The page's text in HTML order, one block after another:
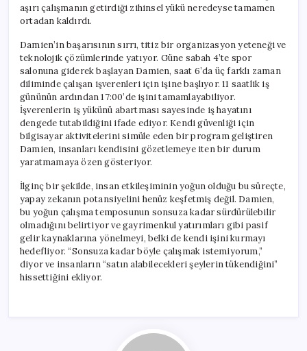
aşırı çalışmanın getirdiği zihinsel yükü neredeyse tamamen
ortadan kaldırdı.
Damien’in başarısının sırrı, titiz bir organizasyon yeteneği ve
teknolojik çözümlerinde yatıyor. Güne sabah 4’te spor
salonuna giderek başlayan Damien, saat 6’da üç farklı zaman
diliminde çalışan işverenleri için işine başlıyor. 11 saatlik iş
gününün ardından 17:00’de işini tamamlayabiliyor.
İşverenlerin iş yükünü abartması sayesinde iş hayatını
dengede tutabildiğini ifade ediyor. Kendi güvenliği için
bilgisayar aktivitelerini simüle eden bir program geliştiren
Damien, insanları kendisini gözetlemeye iten bir durum
yaratmamaya özen gösteriyor.
İlginç bir şekilde, insan etkileşiminin yoğun olduğu bu süreçte,
yapay zekanın potansiyelini henüz keşfetmiş değil. Damien,
bu yoğun çalışma temposunun sonsuza kadar sürdürülebilir
olmadığını belirtiyor ve gayrimenkul yatırımları gibi pasif
gelir kaynaklarına yönelmeyi, belki de kendi işini kurmayı
hedefliyor. “Sonsuza kadar böyle çalışmak istemiyorum,”
diyor ve insanların “satın alabilecekleri şeylerin tükendiğini”
hissettiğini ekliyor.